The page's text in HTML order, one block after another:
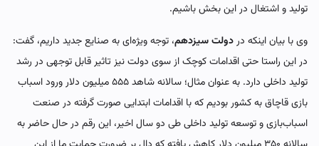
تولید و اشتغال در این بخش باشیم.
وی با بیان اینکه دردولت سیزدهم، توجه ویژه‌ای به صنایع جدید داریم، گفت:
در این راستا حتی اقدامات کوچک از سوی دولت نیز تاثیر قابل توجهی در رشد
تولید داخلی دارد. به عنوان مثال؛ سالانه شاهد ۵۵۵ میلیون دلار ورود اسباب
بازی قاچاق به کشور بودیم که با اقدامات ابتدایی صورت گرفته در صنعت
اسباب‌بازی و توسعه تولید داخلی طی دو سال اخیر، این رقم در حال حاضر به